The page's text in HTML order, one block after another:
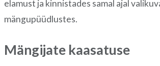
elamust ja kinnistades samal ajal
mängupüüdlustes.
Mängijate kaasatuse